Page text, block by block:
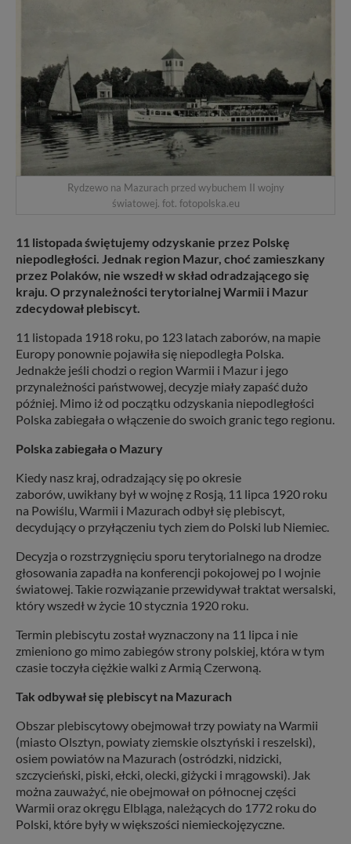
Rydzewo na Mazurach przed wybuchem II wojny
światowej. fot. fotopolska.eu
11 listopada świętujemy odzyskanie przez Polskę
niepodległości. Jednak region Mazur, choć zamieszkany
przez Polaków, nie wszedł w skład odradzającego się
kraju. O przynależności terytorialnej Warmii i Mazur
zdecydował plebiscyt.
11 listopada 1918 roku, po 123 latach zaborów, na mapie
Europy ponownie pojawiła się niepodległa Polska.
Jednakże jeśli chodzi o region Warmii i Mazur i jego
przynależności państwowej, decyzje miały zapaść dużo
później. Mimo iż od początku odzyskania niepodległości
Polska zabiegała o włączenie do swoich granic tego regionu.
Polska zabiegała o Mazury
Kiedy nasz kraj, odradzający się po okresie
zaborów, uwikłany był w wojnę z Rosją, 11 lipca 1920 roku
na Powiślu, Warmii i Mazurach odbył się plebiscyt,
decydujący o przyłączeniu tych ziem do Polski lub Niemiec.
Decyzja o rozstrzygnięciu sporu terytorialnego na drodze
głosowania zapadła na konferencji pokojowej po I wojnie
światowej. Takie rozwiązanie przewidywał traktat wersalski,
który wszedł w życie 10 stycznia 1920 roku.
Termin plebiscytu został wyznaczony na 11 lipca i nie
zmieniono go mimo zabiegów strony polskiej, która w tym
czasie toczyła ciężkie walki z Armią Czerwoną.
Tak odbywał się plebiscyt na Mazurach
Obszar plebiscytowy obejmował trzy powiaty na Warmii
(miasto Olsztyn, powiaty ziemskie olsztyński i reszelski),
osiem powiatów na Mazurach (ostródzki, nidzicki,
szczycieński, piski, ełcki, olecki, giżycki i mrągowski). Jak
można zauważyć, nie obejmował on północnej części
Warmii oraz okręgu Elbląga, należących do 1772 roku do
Polski, które były w większości niemieckojęzyczne.